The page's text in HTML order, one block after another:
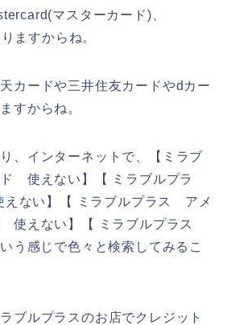
マスターカード)、
ますからね。
カードや三井住友カードやdカー
すからね。
、インターネットで、【ミラブ
使えない】【 ミラブルプラ
ない】【 ミラブルプラス アメ
使えない】【 ミラブルプラス
う感じで色々と検索してみるこ
ブルプラスのお店でクレジット